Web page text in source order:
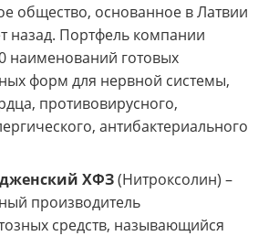
общество, основанное в Латвии
назад. Портфель компании
наименований готовых
форм для нервной системы,
противовирусного,
антибактериального
ХФЗ(Нитроксолин) –
производитель
средств, называющийся